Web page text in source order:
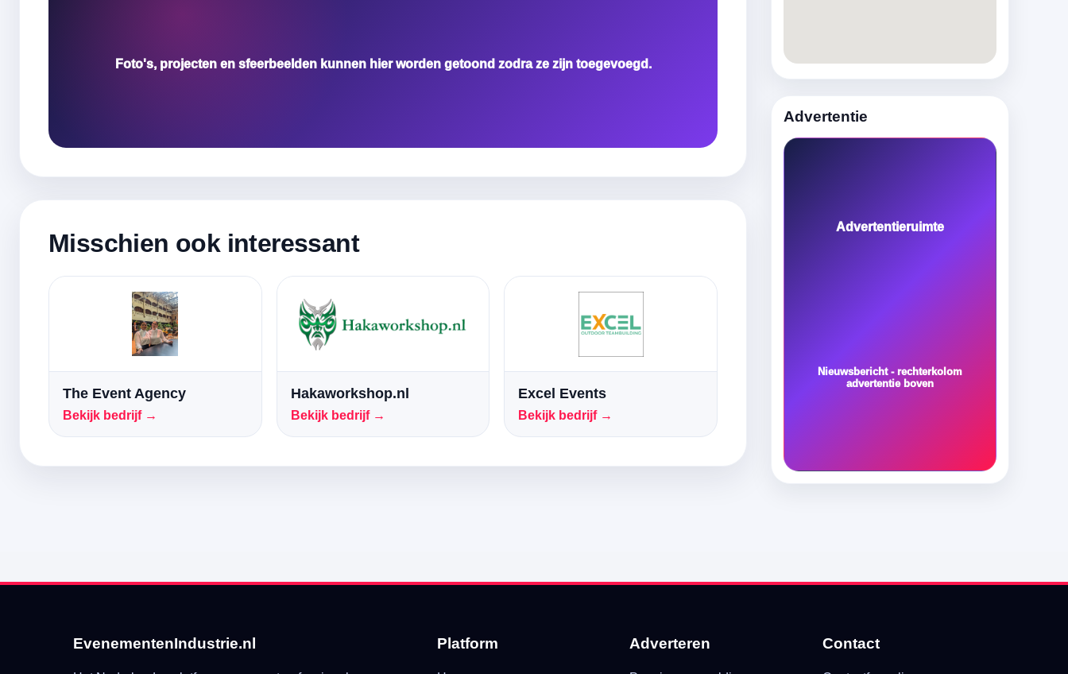
Foto's, projecten en sfeerbeelden kunnen hier worden getoond zodra ze zijn toegevoegd.
Misschien ook interessant
The Event Agency
Bekijk bedrijf →
Hakaworkshop.nl
Bekijk bedrijf →
Excel Events
Bekijk bedrijf →
Advertentie
Advertentieruimte
Nieuwsbericht - rechterkolom
advertentie boven
EvenementenIndustrie.nl Platform Adverteren Contact